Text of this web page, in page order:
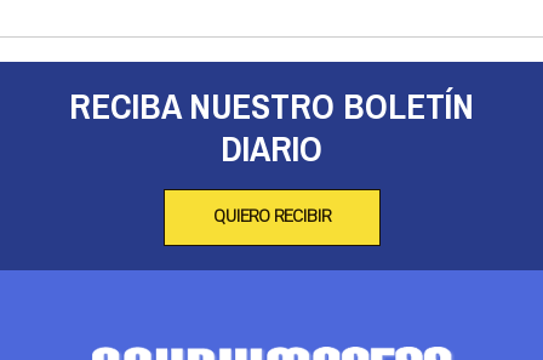
RECIBA NUESTRO BOLETÍN
DIARIO
QUIERO RECIBIR